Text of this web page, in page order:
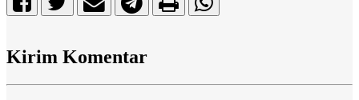
Kirim Komentar